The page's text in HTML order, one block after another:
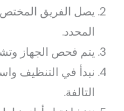
يصل الفريق
المحدد.
يتم فحص الجهاز
نبدأ في التنظيف
التالفة.